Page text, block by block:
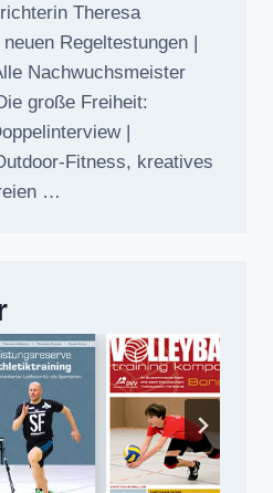
Theresa
Regeltestungen |
Nachwuchsmeister
große Freiheit:
|
Fitness, kreatives
…